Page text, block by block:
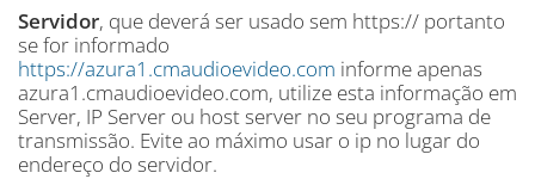
Servidor, que deverá ser usado sem https:// portanto
se for informado
https://azura1.cmaudioevideo.com informe apenas
azura1.cmaudioevideo.com, utilize esta informação em
Server, IP Server ou host server no seu programa de
transmissão. Evite ao máximo usar o ip no lugar do
endereço do servidor.